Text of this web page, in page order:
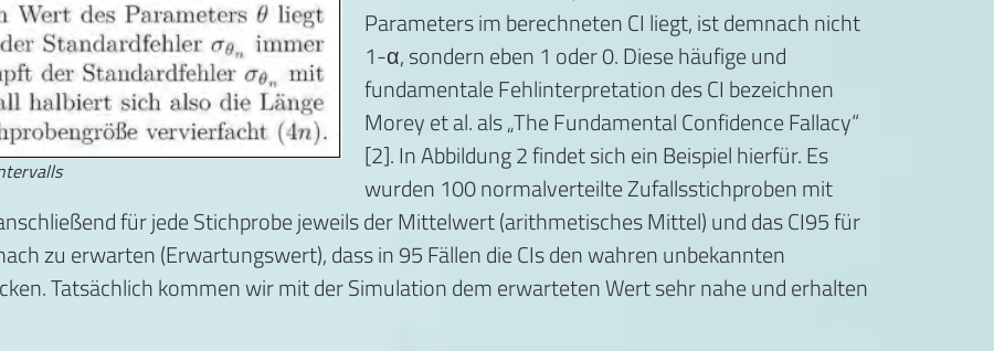
Parameters im berechneten CI liegt, ist demnach nicht
1-α, sondern eben 1 oder 0. Diese häufige und
fundamentale Fehlinterpretation des CI bezeichnen
Morey et al. als „The Fundamental Confidence Fallacy“
[2]. In Abbildung 2 findet sich ein Beispiel hierfür. Es
wurden 100 normalverteilte Zufallsstichproben mit
für jede Stichprobe jeweils der Mittelwert (arithmetisches Mittel) und das CI95 für
zu erwarten (Erwartungswert), dass in 95 Fällen die CIs den wahren unbekannten
Tatsächlich kommen wir mit der Simulation dem erwarteten Wert sehr nahe und erhalten